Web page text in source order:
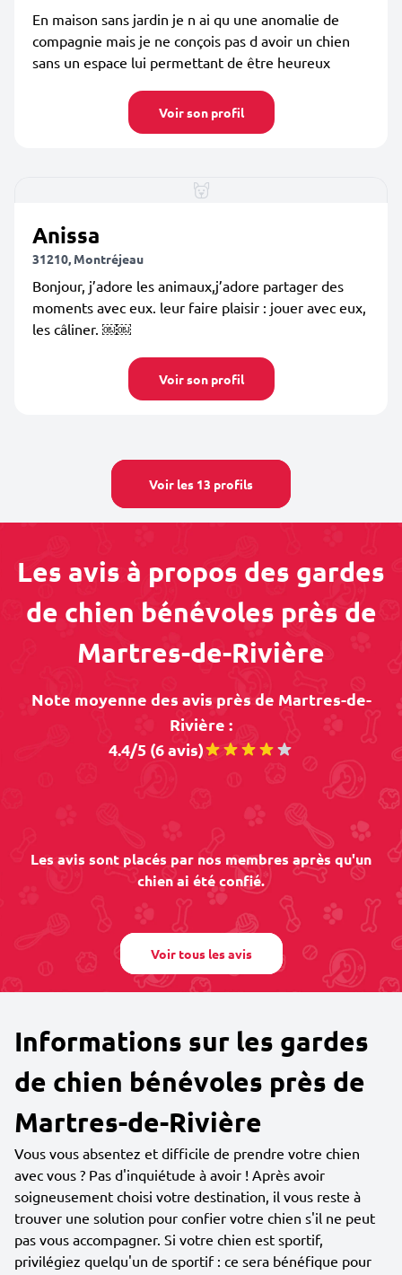
En maison sans jardin je n ai qu une anomalie de
compagnie mais je ne conçois pas d avoir un chien
sans un espace lui permettant de être heureux
Voir son profil
Anissa
31210, Montréjeau
Bonjour, j’adore les animaux,j’adore partager des
moments avec eux. leur faire plaisir : jouer avec eux,
les câliner. ￼￼
Voir son profil
Voir les 13 profils
Les avis à propos des gardes
de chien bénévoles près de
Martres-de-Rivière
Note moyenne des avis près de Martres-de-
Rivière :
4.4/5 (6 avis)
Les avis sont placés par nos membres après qu'un
chien ai été confié.
Voir tous les avis
Informations sur les gardes
de chien bénévoles près de
Martres-de-Rivière
Vous vous absentez et difficile de prendre votre chien
avec vous ? Pas d'inquiétude à avoir ! Après avoir
soigneusement choisi votre destination, il vous reste à
trouver une solution pour confier votre chien s'il ne peut
pas vous accompagner. Si votre chien est sportif,
privilégiez quelqu'un de sportif : ce sera bénéfique pour